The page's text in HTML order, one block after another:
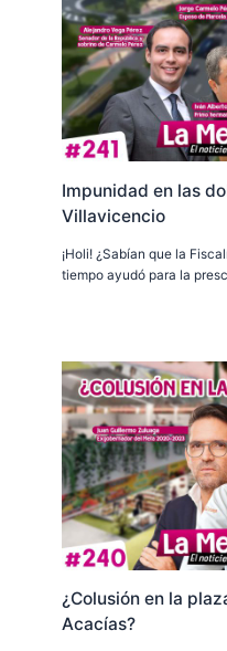
Impunidad en las
Villavicencio
¡Holi! ¿Sabían que la
tiempo ayudó para la
¿Colusión en la
Acacías?